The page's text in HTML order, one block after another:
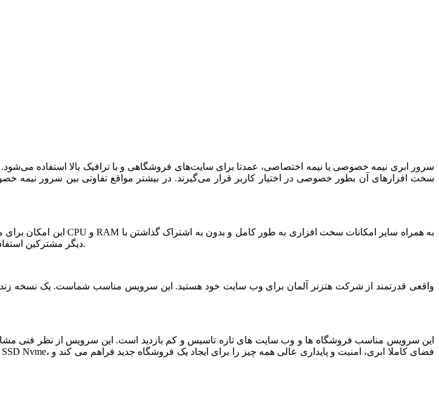
سرور ابری نیمه خصوصی یا نیمه اختصاصی، عمدتا برای سایت‌های فروشگاهی و با ترافیک بالا استفاده
سخت افزارهای آن بطور خصوصی در اختیار کاربر قرار می‌گیرند. در بیشتر مواقع تفاوتی بین سرور
دیگر مشترکین استفاده شود. این سرویس مناسب فروشگاه های خاص، پربازدید با نیازمندی های بخصوص است.